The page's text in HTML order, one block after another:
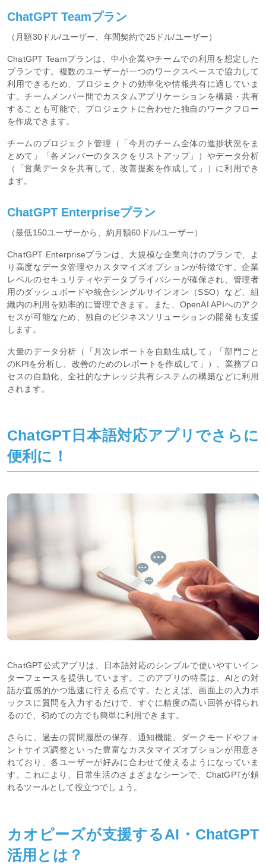
ChatGPT Teamプラン
（月額30ドル/ユーザー、年間契約で25ドル/ユーザー）
ChatGPT Teamプランは、中小企業やチームでの利用を想定した
プランです。複数のユーザーが一つのワークスペースで協力して
利用できるため、プロジェクトの効率化や情報共有に適していま
す。チームメンバー間でカスタムアプリケーションを構築・共有
することも可能で、プロジェクトに合わせた独自のワークフロー
を作成できます。
チームのプロジェクト管理（「今月のチーム全体の進捗状況をま
とめて」「各メンバーのタスクをリストアップ」）やデータ分析
（「営業データを共有して、改善提案を作成して」）に利用でき
ます。
ChatGPT Enterpriseプラン
（最低150ユーザーから、約月額60ドル/ユーザー）
ChatGPT Enterpriseプランは、大規模な企業向けのプランで、よ
り高度なデータ管理やカスタマイズオプションが特徴です。企業
レベルのセキュリティやデータプライバシーが確保され、管理者
用のダッシュボードや統合シングルサインオン（SSO）など、組
織内の利用を効率的に管理できます。また、OpenAI APIへのアク
セスが可能なため、独自のビジネスソリューションの開発も支援
します。
大量のデータ分析（「月次レポートを自動生成して」「部門ごと
のKPIを分析し、改善のためのレポートを作成して」）、業務プロ
セスの自動化、全社的なナレッジ共有システムの構築などに利用
されます。
ChatGPT日本語対応アプリでさらに
便利に！
ChatGPT公式アプリは、日本語対応のシンプルで使いやすいイン
ターフェースを提供しています。このアプリの特長は、AIとの対
話が直感的かつ迅速に行える点です。たとえば、画面上の入力ボ
ックスに質問を入力するだけで、すぐに精度の高い回答が得られ
るので、初めての方でも簡単に利用できます。
さらに、過去の質問履歴の保存、通知機能、ダークモードやフォ
ントサイズ調整といった豊富なカスタマイズオプションが用意さ
れており、各ユーザーが好みに合わせて使えるようになっていま
す。これにより、日常生活のさまざまなシーンで、ChatGPTが頼
れるツールとして役立つでしょう。
カオピーズが支援するAI・ChatGPT
活用とは？